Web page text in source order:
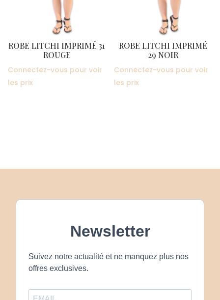
ROBE LITCHI IMPRIMÉ 31
ROUGE
Connectez-vous pour voir
les prix
ROBE LITCHI IMPRIMÉ
29 NOIR
Connectez-vous pour voir
les prix
Newsletter
Suivez notre actualité et ne manquez plus nos
offres exclusives.